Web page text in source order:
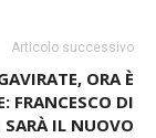
Articolo successivo
ORA È
FRANCESCO DI
SARÀ IL NUOVO